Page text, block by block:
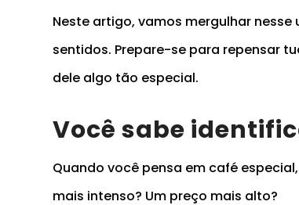
Neste artigo, vamos mergulhar
sentidos. Prepare-se para repensar
dele algo tão especial.
Você sabe
Quando você pensa em café
mais intenso? Um preço mais alto?